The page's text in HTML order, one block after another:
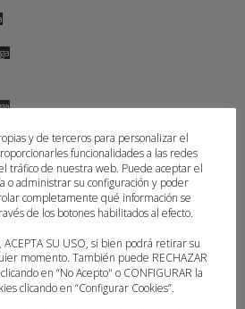
y de terceros para personalizar el
funcionalidades a las redes
tráfico de nuestra web. Puede aceptar el
o administrar su configuración y poder
completamente qué información se
de los botones habilitados al efecto.
SU USO, si bien podrá retirar su
momento. También puede RECHAZAR
en “No Acepto" o CONFIGURAR la
clicando en “Configurar Cookies”.